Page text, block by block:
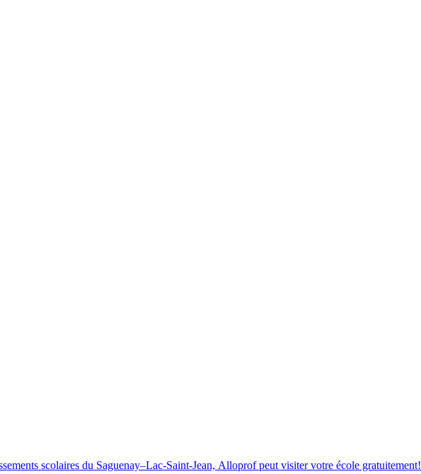
scolaires du Saguenay–Lac-Saint-Jean, Alloprof peut visiter votre école gratuitement!